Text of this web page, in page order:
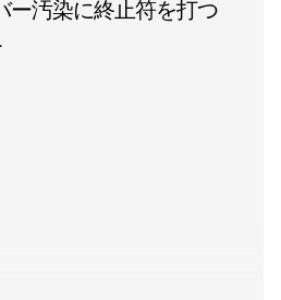
ー汚染に終止符を打つ